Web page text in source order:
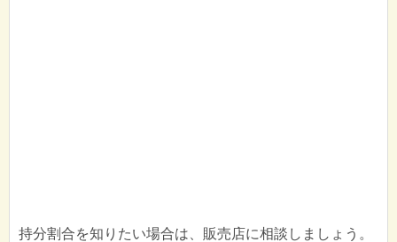
持分割合を知りたい場合は、販売店に相談しましょう。